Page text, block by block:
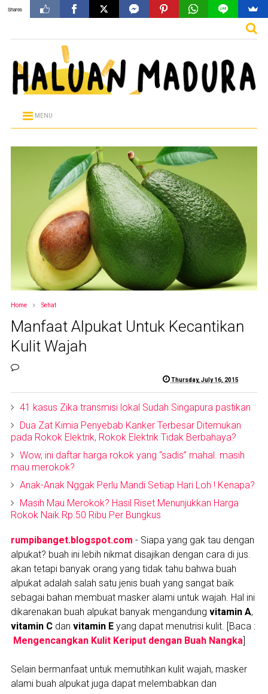
MENU
Home Sehat
Manfaat Alpukat Untuk Kecantikan
Kulit Wajah
Thursday, July 16, 2015
41 kasus Zika transmisi lokal Sudah Singapura pastikan
Dua Zat Kimia Penyebab Kanker Terbesar Ditemukan
pada Rokok Elektrik, Rokok Elektrik Tidak Berbahaya?
Wow, ini daftar harga rokok yang “sadis” mahal. masih
mau merokok?
Anak-Anak Nggak Perlu Mandi Setiap Hari Loh ! Kenapa?
Masih Mau Merokok? Hasil Riset Menunjukkan Harga
Rokok Naik Rp.50 Ribu Per Bungkus
rumpibanget.blogspot.com - Siapa yang gak tau dengan
alpukat? buah ini lebih nikmat disajikan dengan cara di jus.
akan tetapi banyak orang yang tidak tahu bahwa buah
alpukat adalah salah satu jenis buah yang sangat baik
sebagai bahan membuat masker alami untuk wajah. Hal ini
dikarenakan buah alpukat banyak mengandung vitamin A,
vitamin Cdan vitamin Eyang dapat menutrisi kulit. [Baca :
Mengencangkan Kulit Keriput dengan Buah Nangka]
Selain bermanfaat untuk memutihkan kulit wajah, masker
alami buah alpukat juga dapat melembabkan dan
Shares